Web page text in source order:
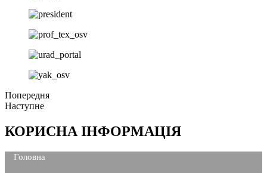
Попередня
Наступне
КОРИСНА ІНФОРМАЦІЯ
Головна